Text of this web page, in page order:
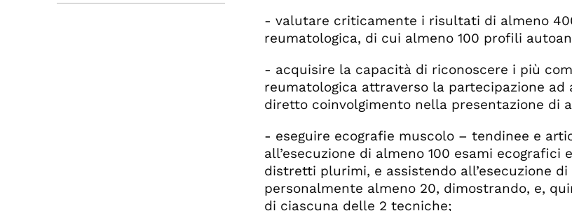
- valutare criticamente i risultati di almeno
reumatologica, di cui almeno 100 profili
- acquisire la capacità di riconoscere i più
reumatologica attraverso la partecipazione
diretto coinvolgimento nella presentazione di
- eseguire ecografie muscolo – tendinee e
all’esecuzione di almeno 100 esami
distretti plurimi, e assistendo all’esecuzione
personalmente almeno 20, dimostrando, e,
di ciascuna delle 2 tecniche;